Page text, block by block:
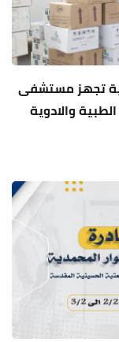
تجهز مستشفى
والادوية